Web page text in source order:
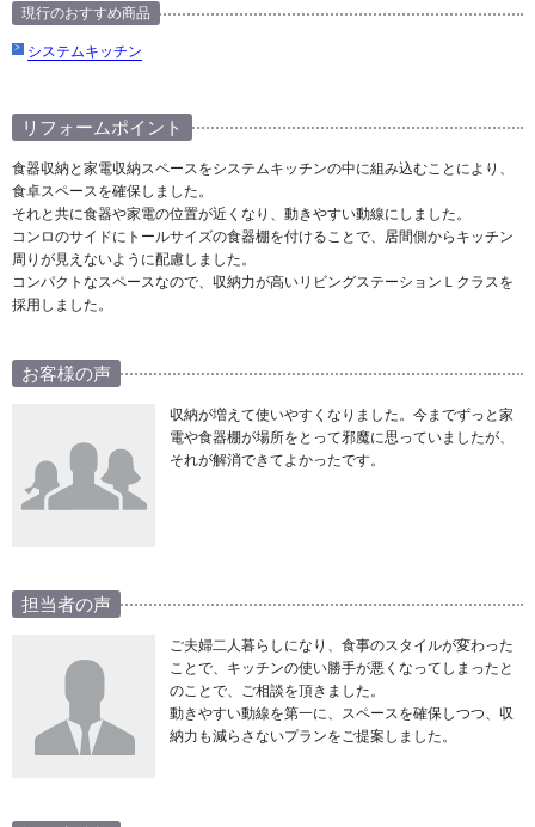
現行のおすすめ商品
システムキッチン
リフォームポイント
食器収納と家電収納スペースをシステムキッチンの中に組み込むことにより、
食卓スペースを確保しました。
それと共に食器や家電の位置が近くなり、動きやすい動線にしました。
コンロのサイドにトールサイズの食器棚を付けることで、居間側からキッチン
周りが見えないように配慮しました。
コンパクトなスペースなので、収納力が高いリビングステーションＬクラスを
採用しました。
お客様の声
収納が増えて使いやすくなりました。今までずっと家
電や食器棚が場所をとって邪魔に思っていましたが、
それが解消できてよかったです。
担当者の声
ご夫婦二人暮らしになり、食事のスタイルが変わった
ことで、キッチンの使い勝手が悪くなってしまったと
のことで、ご相談を頂きました。
動きやすい動線を第一に、スペースを確保しつつ、収
納力も減らさないプランをご提案しました。